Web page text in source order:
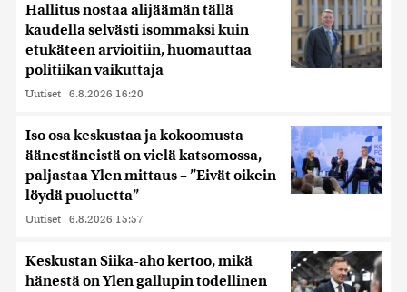
Hallitus nostaa alijäämän tällä
kaudella selvästi isommaksi kuin
etukäteen arvioitiin, huomauttaa
politiikan vaikuttaja
Uutiset | 6.8.2026 16:20
Iso osa keskustaa ja kokoomusta
äänestäneistä on vielä katsomossa,
paljastaa Ylen mittaus – ”Eivät oikein
löydä puoluetta”
Uutiset | 6.8.2026 15:57
Keskustan Siika-aho kertoo, mikä
hänestä on Ylen gallupin todellinen